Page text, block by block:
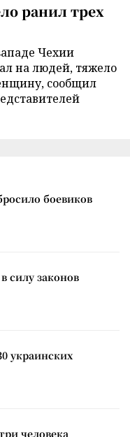
ранил трех
Чехии
на людей, тяжело
сообщил
боевиков
силу законов
украинских
человека